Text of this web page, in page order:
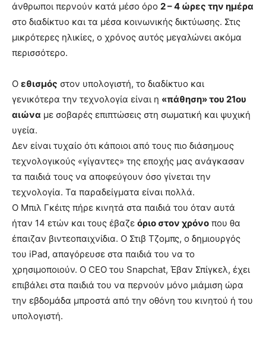
άνθρωποι περνούν κατά μέσο όρο 2 – 4 ώρες την ημέρα
στο διαδίκτυο και τα μέσα κοινωνικής δικτύωσης. Στις
μικρότερες ηλικίες, ο χρόνος αυτός μεγαλώνει ακόμα
περισσότερο.
Ο εθισμός στον υπολογιστή, το διαδίκτυο και
γενικότερα την τεχνολογία είναι η «πάθηση» του 21ου
αιώνα με σοβαρές επιπτώσεις στη σωματική και ψυχική
υγεία.
Δεν είναι τυχαίο ότι κάποιοι από τους πιο διάσημους
τεχνολογικούς «γίγαντες» της εποχής μας ανάγκασαν
τα παιδιά τους να αποφεύγουν όσο γίνεται την
τεχνολογία. Τα παραδείγματα είναι πολλά.
Ο Μπιλ Γκέιτς πήρε κινητά στα παιδιά του όταν αυτά
ήταν 14 ετών και τους έβαζε όριο στον χρόνο που θα
έπαιζαν βιντεοπαιχνίδια. Ο Στιβ Τζομπς, ο δημιουργός
του iPad, απαγόρευσε στα παιδιά του να το
χρησιμοποιούν. O CEO του Snapchat, Έβαν Σπίγκελ, έχει
επιβάλει στα παιδιά του να περνούν μόνο μιάμιση ώρα
την εβδομάδα μπροστά από την οθόνη του κινητού ή του
υπολογιστή.